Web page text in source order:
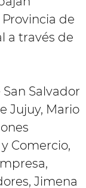
de
a través de
Salvador
Jujuy, Mario
Comercio,
Jimena